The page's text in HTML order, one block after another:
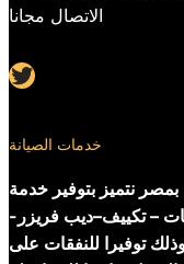
الاتصال مجانا
Twitter
خدمات الصيانة
بمصر نتميز بتوفير خدمة
– تكييف–ديب فريزر-
توفيرا للنفقات على